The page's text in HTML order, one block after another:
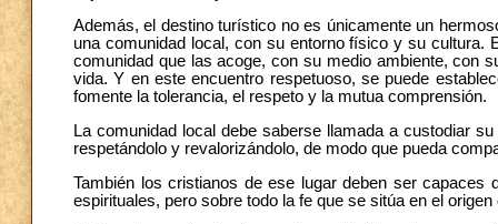
Además, el destino turístico no es únicamente un
una comunidad local, con su entorno físico y su
comunidad que las acoge, con su medio ambiente, con
vida. Y en este encuentro respetuoso, se puede
fomente la tolerancia, el respeto y la mutua comprensión.
La comunidad local debe saberse llamada a custodiar
respetándolo y revalorizándolo, de modo que pueda
También los cristianos de ese lugar deben ser
espirituales, pero sobre todo la fe que se sitúa en el